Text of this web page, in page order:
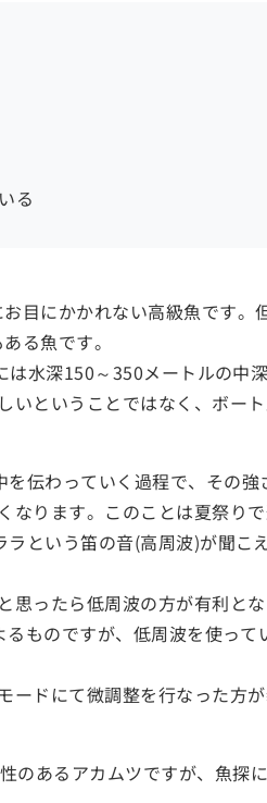
る
目にかかれない高級魚です。
る魚です。
水深150～350メートルの中
いということではなく、ボー
伝わっていく過程で、その強
ります。このことは夏祭り
という笛の音(高周波)が聞こ
ったら低周波の方が有利とな
ものですが、低周波を使って
ードにて微調整を行なった方
のあるアカムツですが、魚探